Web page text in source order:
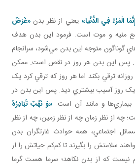
الْمَرْءُ فِي الدُّنْيا» يعني از نظر بدن«غَرَضٌ
منيه و موت است. فرمود اين بدن هدف‌
گوناگون متوجه اين بدن مي‌شود، سرانجام
پس اين بدن هر روز در نقص است. ممکن
ترقي بکند اما هر روز که ترقي کرد يک
يک روز آسيب بيشتري ديد. پس اين بدن در
و مانند آن است. «وَ نَهْبٌ تُبَادِرُهُ
چه از نظر زمان چه از نظر زمين، چه از نظر
اجتماعي، همه حوادث غارتگران بدن‌
سلامتش را بگيرند تا کم‌کم حياتش را از
که از بدن نکاهد؛ سرما هست گرما